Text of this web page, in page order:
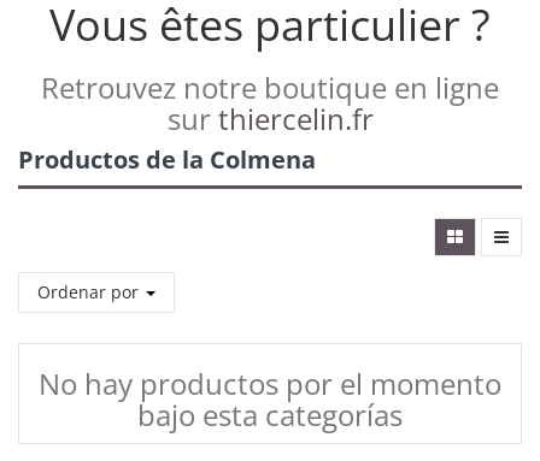
Vous êtes particulier ?
Retrouvez notre boutique en ligne
surthiercelin.fr
Productos de la Colmena
Ordenar por
No hay productos por el momento
bajo esta categorías